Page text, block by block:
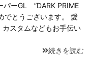
ーGL ”DARK PRIME
とうございます。 愛
スタムなどもお手伝い
続きを読む